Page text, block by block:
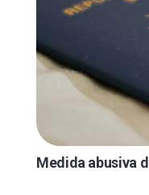
Medida abusiva